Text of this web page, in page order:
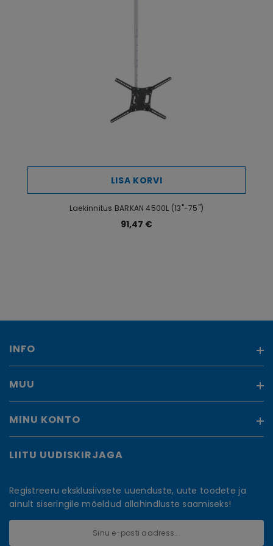
LISA KORVI
Laekinnitus BARKAN 4500L (13"-75")
91,47 €
INFO
Meist
Ostujuhend
Kontakt
Äriklienditeenindus
Blogi
Inbank järelmaks
Liisi järelmaks ja kalkulaator
MUU
Kaubamärgid
Soodustooted
Uued tooted
MINU KONTO
Minu konto
Tellitud tooted
Soovikorv
Vaata võrdlust
LIITU UUDISKIRJAGA
Registreeru eksklusiivsete uuenduste, uute toodete ja
ainult siseringile mõeldud allahindluste saamiseks!